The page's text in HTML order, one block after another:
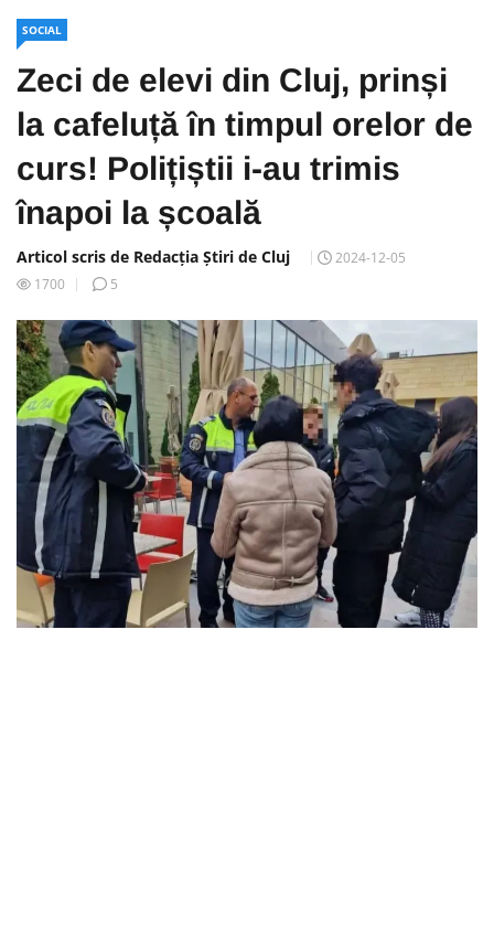
SOCIAL
Zeci de elevi din Cluj, prinși
la cafeluță în timpul orelor de
curs! Polițiștii i-au trimis
înapoi la școală
Articol scris de Redacția Știri de Cluj
2024-12-05
1700
5